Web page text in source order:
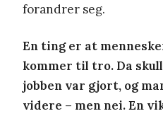
forandrer seg.
En ting er at
kommer til tro. Da
jobben var gjort, og
videre – men nei. En